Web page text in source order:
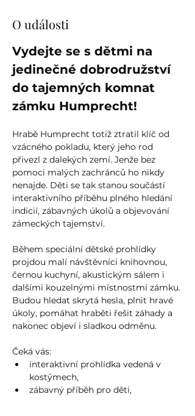
O události
Vydejte se s dětmi na
jedinečné dobrodružství
do tajemných komnat
zámku Humprecht!
Hrabě Humprecht totiž ztratil klíč od
vzácného pokladu, který jeho rod
přivezl z dalekých zemí. Jenže bez
pomoci malých zachránců ho nikdy
nenajde. Děti se tak stanou součástí
interaktivního příběhu plného hledání
indicií, zábavných úkolů a objevování
zámeckých tajemství.
Během speciální dětské prohlídky
projdou malí návštěvníci knihovnou,
černou kuchyní, akustickým sálem i
dalšími kouzelnými místnostmi zámku.
Budou hledat skrytá hesla, plnit hravé
úkoly, pomáhat hraběti řešit záhady a
nakonec objeví i sladkou odměnu.
Čeká vás:
interaktivní prohlídka vedená v
kostýmech,
zábavný příběh pro děti,